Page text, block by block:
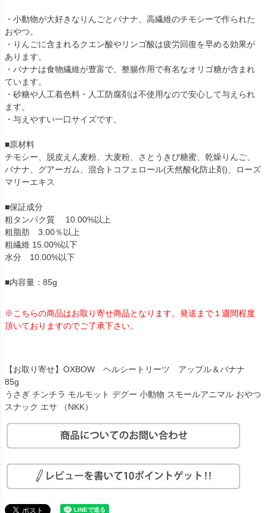
・小動物が大好きなりんごとバナナ、高繊維のチモシーで作られた
おやつ。
・りんごに含まれるクエン酸やリンゴ酸は疲労回復を早める効果が
あります。
・バナナは食物繊維が豊富で、整腸作用で有名なオリゴ糖が含まれ
ています。
・砂糖や人工着色料・人工防腐剤は不使用なので安心して与えられ
ます。
・与えやすい一口サイズです。
■原材料
チモシー、脱皮えん麦粉、大麦粉、さとうきび糖蜜、乾燥りんご、
バナナ、グアーガム、混合トコフェロール(天然酸化防止剤)、ローズ
マリーエキス
■保証成分
粗タンパク質 10.00%以上
粗脂肪 3.00％以上
粗繊維 15.00%以下
水分 10.00%以下
■内容量：85g
※こちらの商品はお取り寄せ商品となります。発送まで１週間程度
頂いておりますのでご了承下さい。
【お取り寄せ】OXBOW ヘルシートリーツ アップル＆バナナ
85g
うさぎ チンチラ モルモット デグー 小動物 スモールアニマル おやつ
スナック エサ （NKK）